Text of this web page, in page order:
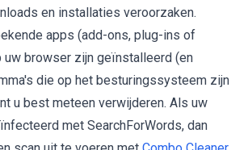
en installaties veroorzaken.
apps (add-ons, plug-ins of
browser zijn geïnstalleerd (en
die op het besturingssysteem zijn
u best meteen verwijderen. Als uw
met SearchForWords, dan